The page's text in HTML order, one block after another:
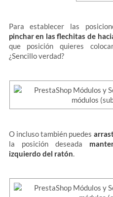
Para establecer las
pinchar en las flechitas de
que posición quieres
¿Sencillo verdad?
O incluso también puedes
la posición deseada
izquierdo del ratón.